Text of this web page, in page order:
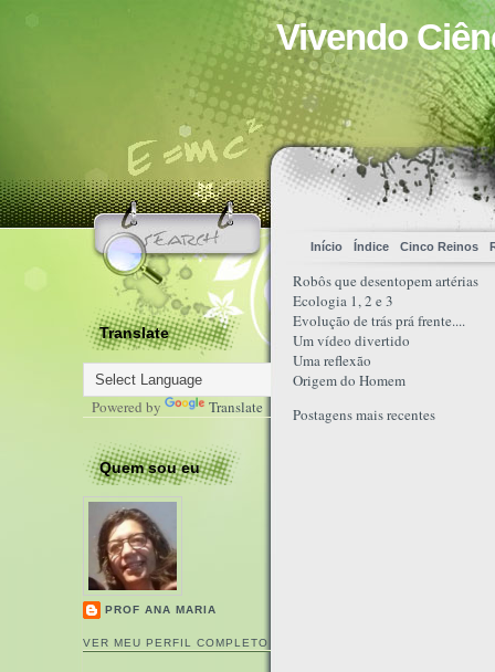
Vivendo
Início Índice Cinco Reinos
Translate
Powered by Translate
Quem sou eu
PROF ANA MARIA
VER MEU PERFIL COMPLETO
Robôs que desentopem artérias
Ecologia 1, 2 e 3
Evolução de trás prá frente....
Um vídeo divertido
Uma reflexão
Origem do Homem
Postagens mais recentes